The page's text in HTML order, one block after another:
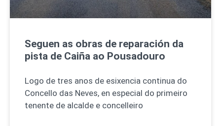
Seguen as obras de reparación da
pista de Caiña ao Pousadouro
Logo de tres anos de esixencia continua do
Concello das Neves, en especial do primeiro
tenente de alcalde e concelleiro